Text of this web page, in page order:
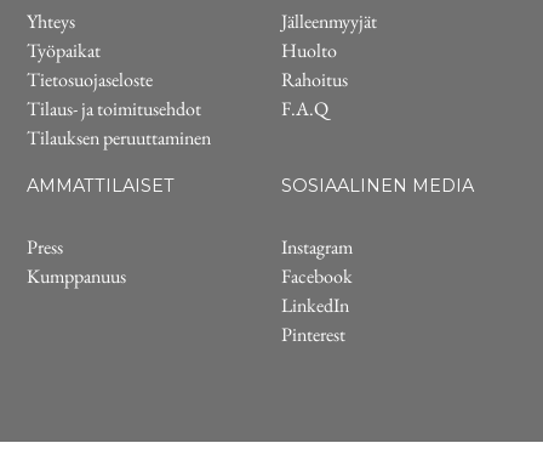
Yhteys
Työpaikat
Tietosuojaseloste
Tilaus- ja toimitusehdot
Tilauksen peruuttaminen
Jälleenmyyjät
Huolto
Rahoitus
F.A.Q
AMMATTILAISET
Press
Kumppanuus
SOSIAALINEN MEDIA
Instagram
Facebook
LinkedIn
Pinterest